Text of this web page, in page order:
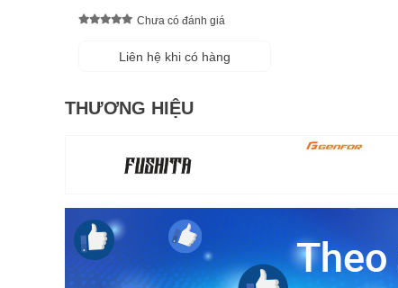
Chưa có đánh giá
Liên hệ khi có hàng
THƯƠNG HIỆU